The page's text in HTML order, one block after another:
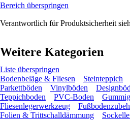
Bereich überspringen
Verantwortlich für Produktsicherheit
Weitere Kategorien
Liste überspringen
Bodenbeläge & Fliesen
Steinteppich
Parkettböden
Vinylböden
Teppichboden
PVC-Boden
Fliesenlegerwerkzeug
Folien & Trittschalldämmung